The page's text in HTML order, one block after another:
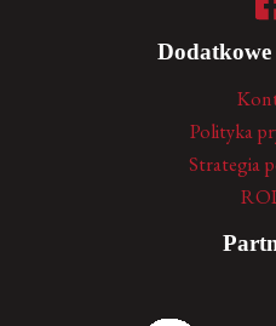
Polityka
Strategia